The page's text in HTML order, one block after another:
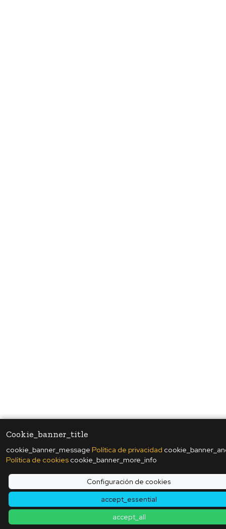
Cookie_banner_title
cookie_banner_message Política de privacidad
Política de cookies cookie_banner_more_info
Configuración de cookies
accept_essential
accept_all